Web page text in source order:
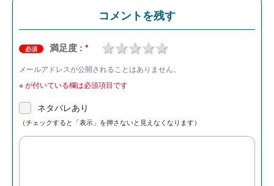
コメントを残す
必須 満足度 : * 4 stars
3 stars
2 stars
1 star
メールアドレスが公開されることはありません。
※が付いている欄は必須項目です
ネタバレあり
（チェックすると「表示」を押さないと見えなくなります）